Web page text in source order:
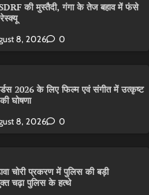
SDRF की मुस्तैदी, गंगा के तेज बहाव में फंसे
8, 2026 0
2026 के लिए फिल्म एवं संगीत में उत्कृष्ट
घोषणा
8, 2026 0
चोरी प्रकरण में पुलिस की बड़ी
चढ़ा पुलिस के हत्थे